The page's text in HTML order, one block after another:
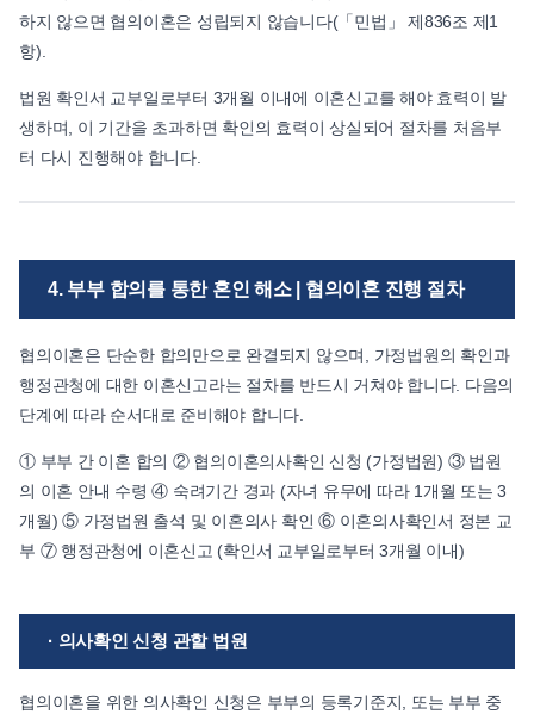
하지 않으면 협의이혼은 성립되지 않습니다(「민법」 제836조 제1
항).
법원 확인서 교부일로부터 3개월 이내에 이혼신고를 해야 효력이 발
생하며, 이 기간을 초과하면 확인의 효력이 상실되어 절차를 처음부
터 다시 진행해야 합니다.
4. 부부 합의를 통한 혼인 해소 | 협의이혼 진행 절차
협의이혼은 단순한 합의만으로 완결되지 않으며, 가정법원의 확인과
행정관청에 대한 이혼신고라는 절차를 반드시 거쳐야 합니다. 다음의
단계에 따라 순서대로 준비해야 합니다.
① 부부 간 이혼 합의 ② 협의이혼의사확인 신청 (가정법원) ③ 법원
의 이혼 안내 수령 ④ 숙려기간 경과 (자녀 유무에 따라 1개월 또는 3
개월) ⑤ 가정법원 출석 및 이혼의사 확인 ⑥ 이혼의사확인서 정본 교
부 ⑦ 행정관청에 이혼신고 (확인서 교부일로부터 3개월 이내)
· 의사확인 신청 관할 법원
협의이혼을 위한 의사확인 신청은 부부의 등록기준지, 또는 부부 중